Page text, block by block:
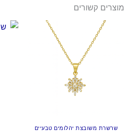
מוצרים קשורים
שרשרת משובצת יהלומים טבעיים